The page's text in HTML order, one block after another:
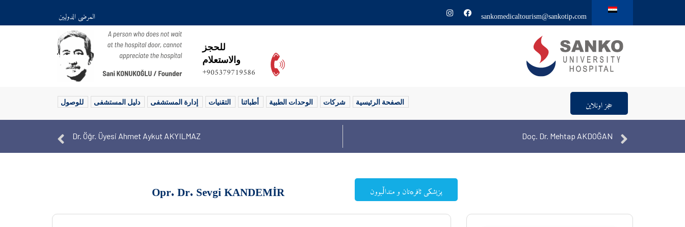
sankomedicaltourism@sankotip.com المرضى الدوليين
للحجز
والاستعلام
905379719586+
حجز اونلاين
الصفحة الرئيسية شركات الوحدات الطبية أطبائنا التقنيات إدارة المستشفى دليل المستشفى للوصول
Doç. Dr. Mehtap AKDOĞAN
Dr. Öğr. Üyesi Ahmet Aykut AKYILMAZ
پزیشکی ئافرەتان و منداڵبوون Opr. Dr. Sevgi KANDEMİR